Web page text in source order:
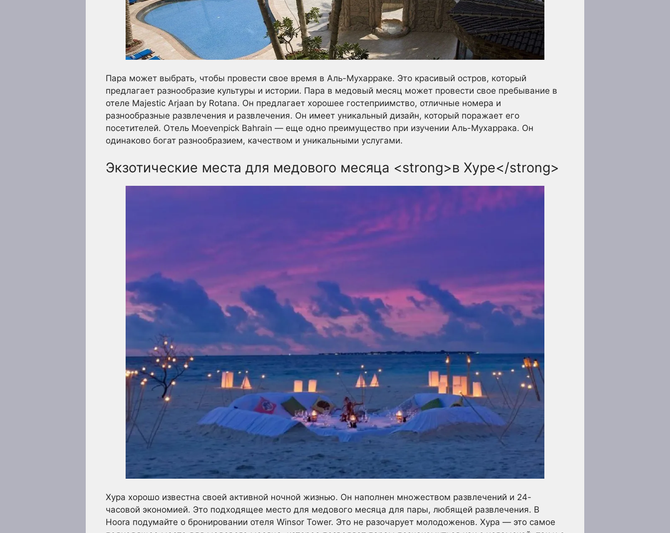
Пара может выбрать, чтобы провести свое время в Аль-Мухарраке. Это красивый остров, который
предлагает разнообразие культуры и истории. Пара в медовый месяц может провести свое пребывание в
отеле Majestic Arjaan by Rotana. Он предлагает хорошее гостеприимство, отличные номера и
разнообразные развлечения и развлечения. Он имеет уникальный дизайн, который поражает его
посетителей. Отель Moevenpick Bahrain — еще одно преимущество при изучении Аль-Мухаррака. Он
одинаково богат разнообразием, качеством и уникальными услугами.
Экзотические места для медового месяца <strong>в Хуре</strong>
Хура хорошо известна своей активной ночной жизнью. Он наполнен множеством развлечений и 24-
часовой экономией. Это подходящее место для медового месяца для пары, любящей развлечения. В
Hoora подумайте о бронировании отеля Winsor Tower. Это не разочарует молодоженов. Хура — это самое